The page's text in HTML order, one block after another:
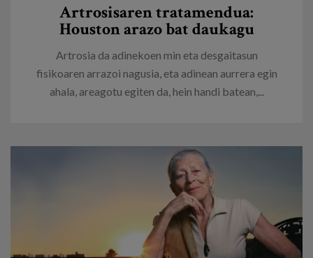
Artrosisaren tratamendua:
Houston arazo bat daukagu
Artrosia da adinekoen min eta desgaitasun
fisikoaren arrazoi nagusia, eta adinean aurrera egin
ahala, areagotu egiten da, hein handi batean,...